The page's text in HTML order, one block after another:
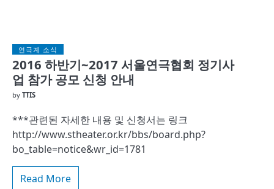
연극계 소식
2016 하반기~2017 서울연극협회 정기사
업 참가 공모 신청 안내
by TTIS
***관련된 자세한 내용 및 신청서는 링크
http://www.stheater.or.kr/bbs/board.php?
bo_table=notice&wr_id=1781
Read More